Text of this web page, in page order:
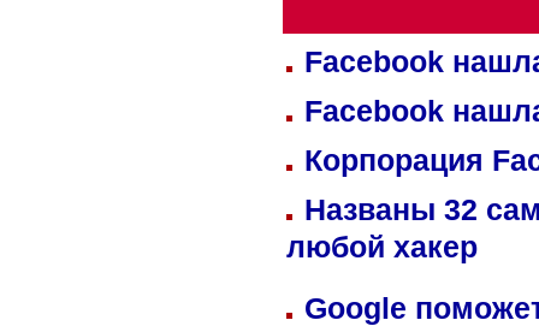
Facebook
Facebook
Корпорация
Названы 32
любой хакер
Google